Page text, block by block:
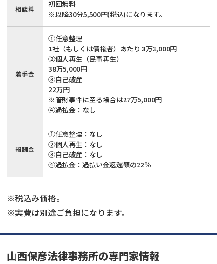
相談料
初回無料
※以降30分5,500円(税込)になります。
着手金
①任意整理
1社（もしくは債権者）あたり 3万3,000円
②個人再生（民事再生）
38万5,000円
③自己破産
22万円
※管財事件に至る場合は27万5,000円
④過払金：なし
報酬金
①任意整理：なし
②個人再生：なし
③自己破産：なし
④過払金：過払い金返還額の22％
※税込み価格。
※実費は別途ご負担になります。
山西保彦法律事務所の専門家情報